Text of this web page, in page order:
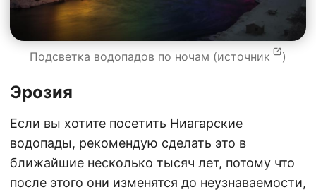
Подсветка водопадов по ночам (источник )
Эрозия
Если вы хотите посетить Ниагарские
водопады, рекомендую сделать это в
ближайшие несколько тысяч лет, потому что
после этого они изменятся до неузнаваемости,